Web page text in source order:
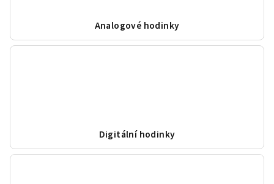
Analogové hodinky
Digitální hodinky